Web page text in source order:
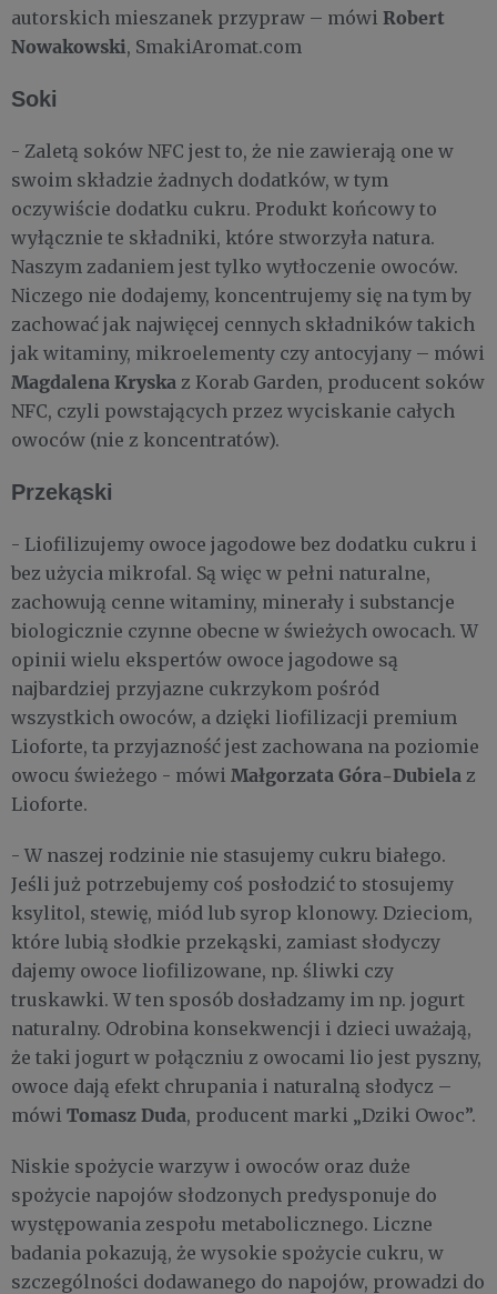
autorskich mieszanek przypraw – mówi Robert
Nowakowski, SmakiAromat.com
Soki
- Zaletą soków NFC jest to, że nie zawierają one w
swoim składzie żadnych dodatków, w tym
oczywiście dodatku cukru. Produkt końcowy to
wyłącznie te składniki, które stworzyła natura.
Naszym zadaniem jest tylko wytłoczenie owoców.
Niczego nie dodajemy, koncentrujemy się na tym by
zachować jak najwięcej cennych składników takich
jak witaminy, mikroelementy czy antocyjany – mówi
Magdalena Kryska z Korab Garden, producent soków
NFC, czyli powstających przez wyciskanie całych
owoców (nie z koncentratów).
Przekąski
- Liofilizujemy owoce jagodowe bez dodatku cukru i
bez użycia mikrofal. Są więc w pełni naturalne,
zachowują cenne witaminy, minerały i substancje
biologicznie czynne obecne w świeżych owocach. W
opinii wielu ekspertów owoce jagodowe są
najbardziej przyjazne cukrzykom pośród
wszystkich owoców, a dzięki liofilizacji premium
Lioforte, ta przyjazność jest zachowana na poziomie
owocu świeżego - mówi Małgorzata Góra-Dubiela z
Lioforte.
- W naszej rodzinie nie stasujemy cukru białego.
Jeśli już potrzebujemy coś posłodzić to stosujemy
ksylitol, stewię, miód lub syrop klonowy. Dzieciom,
które lubią słodkie przekąski, zamiast słodyczy
dajemy owoce liofilizowane, np. śliwki czy
truskawki. W ten sposób dosładzamy im np. jogurt
naturalny. Odrobina konsekwencji i dzieci uważają,
że taki jogurt w połączniu z owocami lio jest pyszny,
owoce dają efekt chrupania i naturalną słodycz –
mówi Tomasz Duda, producent marki „Dziki Owoc”.
Niskie spożycie warzyw i owoców oraz duże
spożycie napojów słodzonych predysponuje do
występowania zespołu metabolicznego. Liczne
badania pokazują, że wysokie spożycie cukru, w
szczególności dodawanego do napojów, prowadzi do